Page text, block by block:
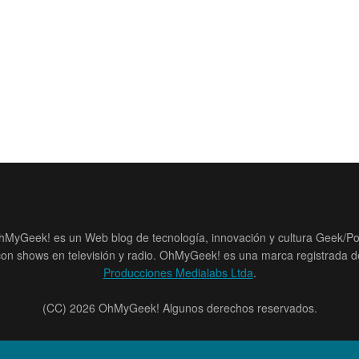
es un Web blog de tecnología, innovación y cultura Geek/
shows en televisión y radio. OhMyGeek! es una marca registrada
Producciones Medialabs Ltda.
(CC) 2026 OhMyGeek! Algunos derechos reservados.